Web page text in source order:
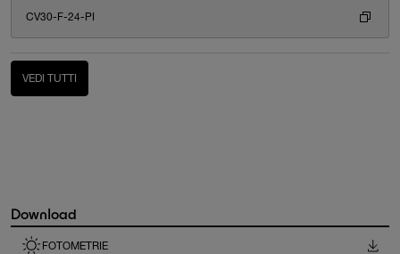
CV30-F-24-PI
VEDI TUTTI
Download
FOTOMETRIE